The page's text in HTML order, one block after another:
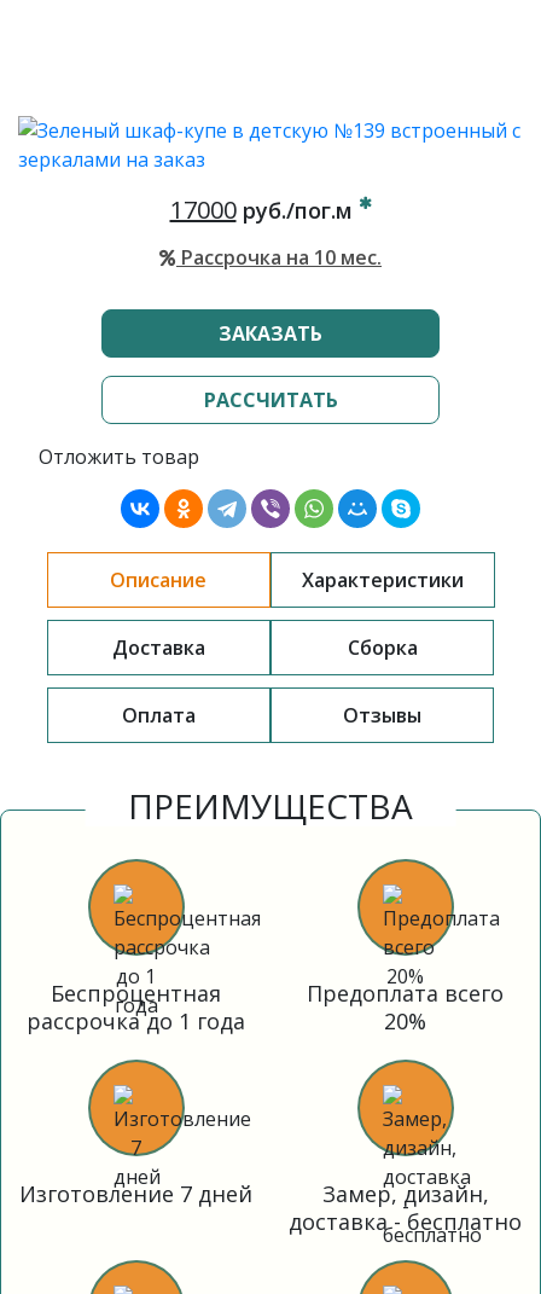
17000руб./пог.м
Рассрочка на 10 мес.
ЗАКАЗАТЬ
РАССЧИТАТЬ
Отложить товар
Описание Характеристики
Доставка Сборка
Оплата Отзывы
ПРЕИМУЩЕСТВА
Беспроцентная
рассрочка до 1 года
Предоплата всего
20%
Изготовление 7 дней
Замер, дизайн,
доставка - бесплатно